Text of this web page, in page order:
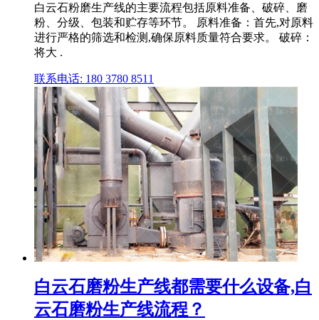
白云石粉磨生产线的主要流程包括原料准备、破碎、磨
粉、分级、包装和贮存等环节。 原料准备：首先,对原料
进行严格的筛选和检测,确保原料质量符合要求。 破碎：
将大 .
联系电话: 180 3780 8511
白云石磨粉生产线都需要什么设备,白
云石磨粉生产线流程？